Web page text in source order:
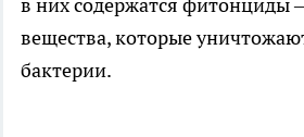
в них содержатся фитонциды
вещества, которые
бактерии.